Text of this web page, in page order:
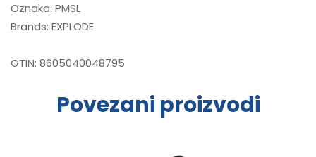
Oznaka: PMSL
Brands: EXPLODE
GTIN: 8605040048795
Povezani proizvodi